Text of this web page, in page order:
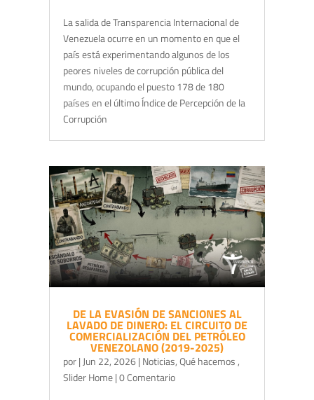
La salida de Transparencia Internacional de
Venezuela ocurre en un momento en que el
país está experimentando algunos de los
peores niveles de corrupción pública del
mundo, ocupando el puesto 178 de 180
países en el último Índice de Percepción de la
Corrupción
DE LA EVASIÓN DE SANCIONES AL
LAVADO DE DINERO: EL CIRCUITO DE
COMERCIALIZACIÓN DEL PETRÓLEO
VENEZOLANO (2019-2025)
por| Jun 22, 2026| Noticias,Qué hacemos ,
Slider Home| 0 Comentario